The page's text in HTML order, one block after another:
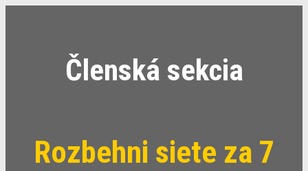
Členská sekcia
Rozbehni siete za 7